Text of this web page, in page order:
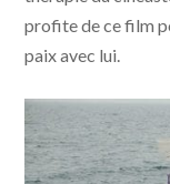
profite de ce film
paix avec lui.